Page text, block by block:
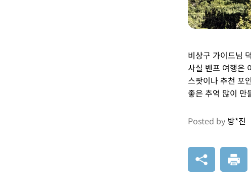
비상구 가이드님
사실 벤프 여행은
스팟이나 추천 포
좋은 추억 많이 만
Posted by 방*진